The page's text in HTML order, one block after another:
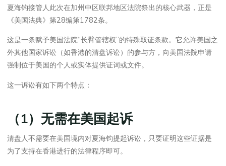
夏海钧接管人此次在加州中区联邦地区法院祭出的核心武器，正是
《美国法典》第28编第1782条。
这是一条赋予美国法院“长臂管辖权”的特殊取证条款。它允许美国之
外其他国家诉讼（如香港的清盘诉讼）的参与方，向美国法院申请
强制位于美国的个人或实体提供证词或文件。
这一诉讼有如下两个特点：
（1）无需在美国起诉
清盘人不需要在美国境内对夏海钧提起诉讼，只要证明这些证据是
为了支持在香港进行的法律程序即可。